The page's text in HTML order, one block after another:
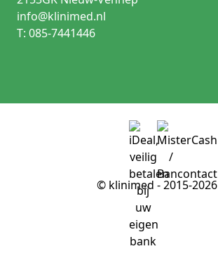
info@klinimed.nl
T: 085-7441446
© klinimed - 2015-2026